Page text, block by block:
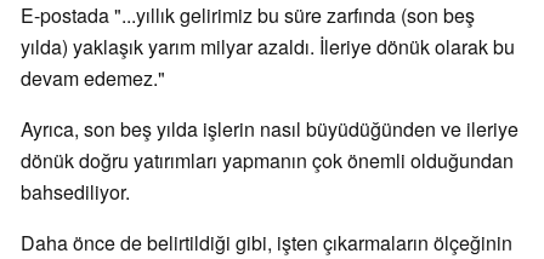
E-postada "...yıllık gelirimiz bu süre zarfında (son beş
yılda) yaklaşık yarım milyar azaldı. İleriye dönük olarak bu
devam edemez."
Ayrıca, son beş yılda işlerin nasıl büyüdüğünden ve ileriye
dönük doğru yatırımları yapmanın çok önemli olduğundan
bahsediliyor.
Daha önce de belirtildiği gibi, işten çıkarmaların ölçeğinin